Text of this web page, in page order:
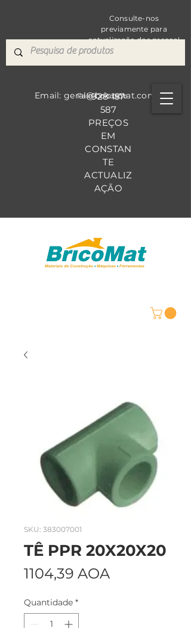
Consulte-nos
previamente para
actualização dos preços!
928 157
587
PREÇOS
EM
CONSTAN
TE
ACTUALIZ
AÇÃO
Fale Conosco
Email: geral@bricomat.com
SKU: 383007001
TÊ PPR 20X20X20
1104,39 AOA
Quantidade *